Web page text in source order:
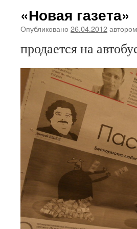
«Новая газета»
Опубликовано 26.04.2012автором
продается на